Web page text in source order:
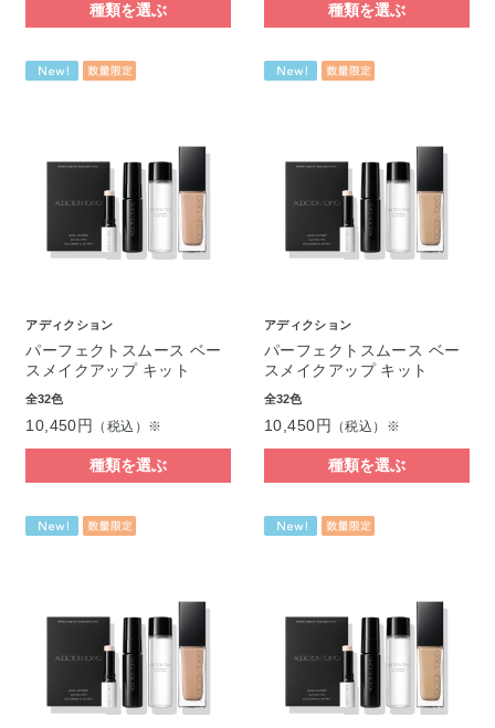
種類を選ぶ 種類を選ぶ
アディクション
パーフェクトスムース ベー
スメイクアップ キット
全32色
10,450円 （税込）※
種類を選ぶ
アディクション
パーフェクトスムース ベー
スメイクアップ キット
全32色
10,450円 （税込）※
種類を選ぶ